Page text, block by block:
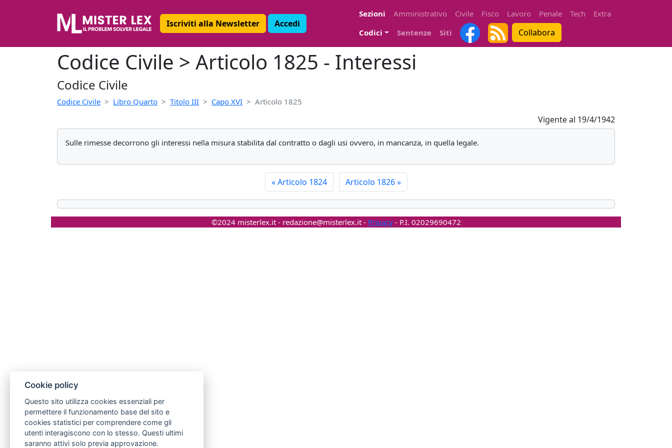
Iscriviti alla Newsletter Accedi
Sezioni Amministrativo Civile Fisco Lavoro Penale Tech
Extra
Codici
Sentenze Siti Collabora
Codice Civile > Articolo 1825 - Interessi
Codice Civile
Codice Civile Libro Quarto Titolo III Capo XVI Articolo 1825
Vigente al 19/4/1942
Sulle rimesse decorrono gli interessi nella misura stabilita dal contratto o dagli usi ovvero, in mancanza, in quella legale.
«Articolo 1824 Articolo 1826»
©2024 misterlex.it - redazione@misterlex.it- Privacy- P.I. 02029690472
Cookie policy
Questo sito utilizza cookies essenziali per
permettere il funzionamento base del sito e
cookies statistici per comprendere come gli
utenti interagiscono con lo stesso. Questi ultimi
saranno attivi solo previa approvazione.